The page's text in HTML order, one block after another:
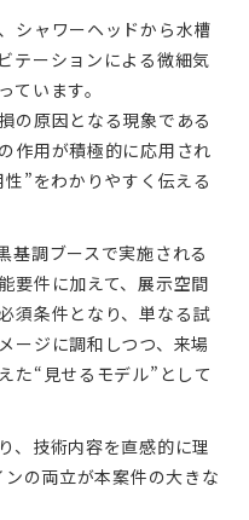
シャワーヘッドから水槽
テーションによる微細気
います。
の原因となる現象である
作用が積極的に応用され
”をわかりやすく伝える
基調ブースで実施される
要件に加えて、展示空間
須条件となり、単なる試
ージに調和しつつ、来場
た“見せるモデル”として
、技術内容を直感的に理
の両立が本案件の大きな